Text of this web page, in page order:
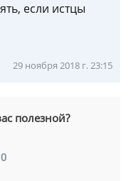
если истцы
29 ноября 2018 г. 23:15
полезной?
0